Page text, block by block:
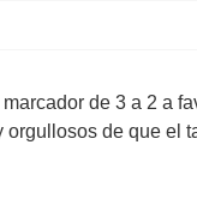
de 3 a 2 a
de que el